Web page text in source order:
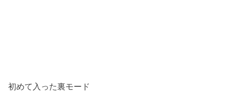
初めて入った裏モード